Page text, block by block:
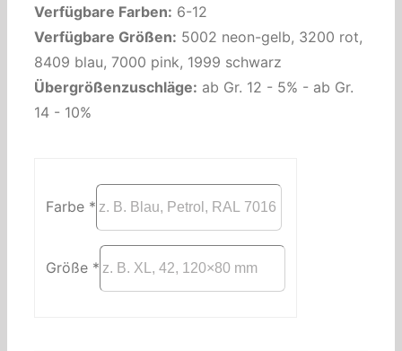
Verfügbare Farben: 6-12
Verfügbare Größen: 5002 neon-gelb, 3200 rot,
8409 blau, 7000 pink, 1999 schwarz
Übergrößenzuschläge: ab Gr. 12 - 5% - ab Gr.
14 - 10%
Farbe *
Größe *